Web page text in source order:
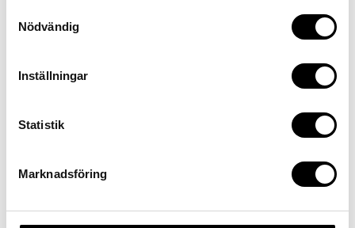
Nödvändig
Inställningar
Statistik
Marknadsföring
ACROS AZF-675, ICR (Integrated Cable Routing), Top Zero-
Stack 1 1/2″ (ZS 56mm), Bottom Zero-Stack 1 1/2″ (ZS
Stem
Newmen Beskar 318.40 w/ VariGrip System
Newmen Slat VGS